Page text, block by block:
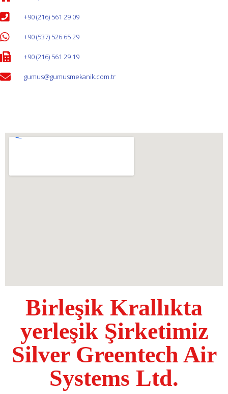
+90 (216) 561 29 09
+90 (537) 526 65 29
+90 (216) 561 29 19
gumus@gumusmekanik.com.tr
Birleşik Krallıkta
yerleşik Şirketimiz
Silver Greentech Air
Systems Ltd.